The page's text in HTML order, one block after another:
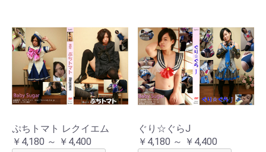
ぷちトマト レクイエム
￥4,180 ～ ￥4,400
ぐり☆ぐらJ
￥4,180 ～ ￥4,400